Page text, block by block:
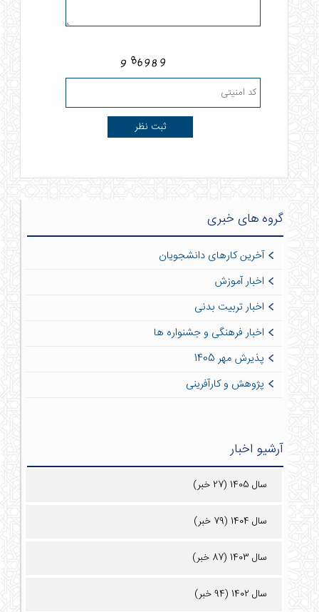
گروه های خبری
آخرین کارهای دانشجویان
اخبار آموزش
اخبار تربیت بدنی
اخبار فرهنگی و جشنواره ها
پذیرش مهر 1405
پژوهش و کارآفرینی
آرشیو اخبار
سال 1405 (27 خبر)
سال 1404 (79 خبر)
سال 1403 (87 خبر)
سال 1402 (94 خبر)